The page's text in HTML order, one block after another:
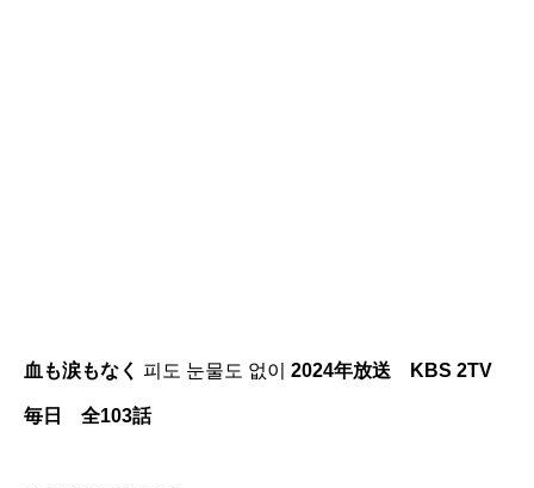
血も涙もなく 피도 눈물도 없이 2024年放送 KBS 2TV
毎日 全103話